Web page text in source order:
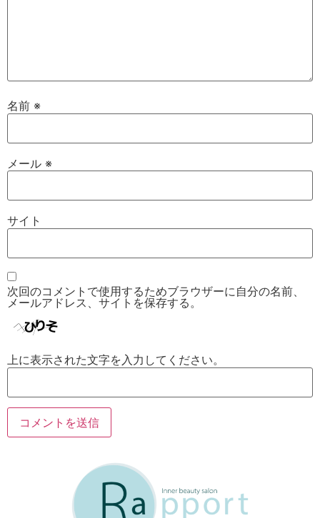
名前 ※
メール ※
サイト
次回のコメントで使用するためブラウザーに自分の名前、
メールアドレス、サイトを保存する。
上に表示された文字を入力してください。